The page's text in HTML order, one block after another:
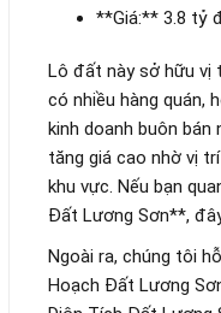
**Giá:** 3.8 tỷ
Lô đất này sở hữu vị
có nhiều hàng quán,
kinh doanh buôn bán
tăng giá cao nhờ vị
khu vực. Nếu bạn
Đất Lương Sơn**,
Ngoài ra, chúng tôi
Hoạch Đất Lương